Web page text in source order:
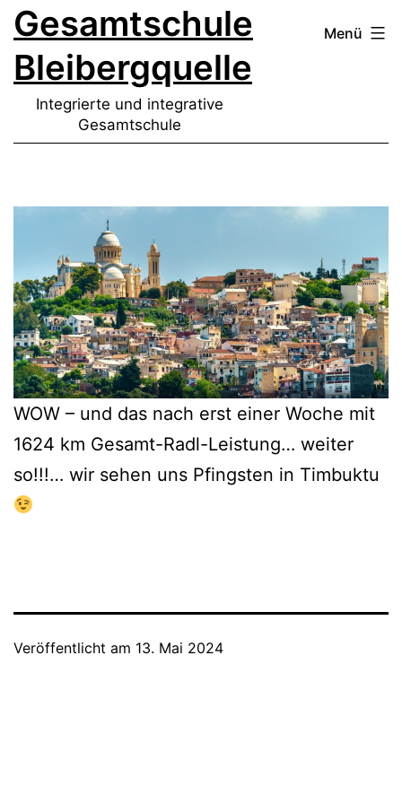
Zum
Inhalt
springen
Gesamtschule
Bleibergquelle
Integrierte und integrative
Gesamtschule
Menü
WOW – und das nach erst einer Woche mit
1624 km Gesamt-Radl-Leistung… weiter
so!!!… wir sehen uns Pfingsten in Timbuktu
Veröffentlicht am 13. Mai 2024